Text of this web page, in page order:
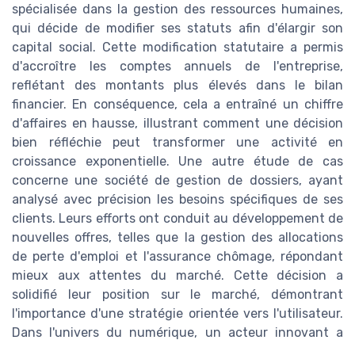
spécialisée dans la gestion des ressources humaines,
qui décide de modifier ses statuts afin d'élargir son
capital social. Cette modification statutaire a permis
d'accroître les comptes annuels de l'entreprise,
reflétant des montants plus élevés dans le bilan
financier. En conséquence, cela a entraîné un chiffre
d'affaires en hausse, illustrant comment une décision
bien réfléchie peut transformer une activité en
croissance exponentielle. Une autre étude de cas
concerne une société de gestion de dossiers, ayant
analysé avec précision les besoins spécifiques de ses
clients. Leurs efforts ont conduit au développement de
nouvelles offres, telles que la gestion des allocations
de perte d'emploi et l'assurance chômage, répondant
mieux aux attentes du marché. Cette décision a
solidifié leur position sur le marché, démontrant
l'importance d'une stratégie orientée vers l'utilisateur.
Dans l'univers du numérique, un acteur innovant a